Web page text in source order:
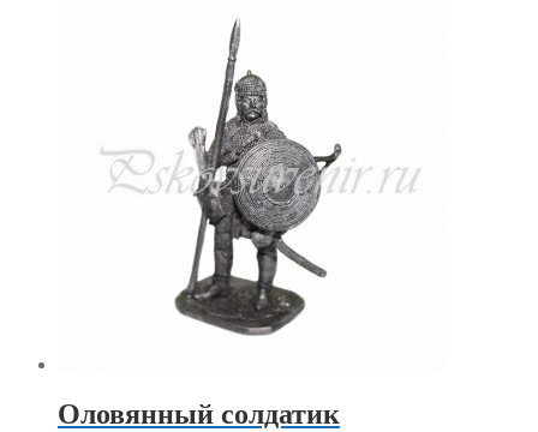
Оловянный солдатик